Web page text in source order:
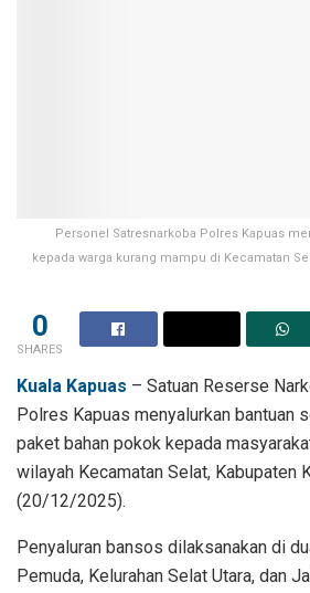
Personel Satresnarkoba Polres Kapuas
kepada warga kurang mampu di Kecamatan
0
SHARES
Kuala Kapuas – Satuan Reserse
Polres Kapuas menyalurkan bantuan
paket bahan pokok kepada
wilayah Kecamatan Selat, Kabupaten
(20/12/2025).
Penyaluran bansos dilaksanakan di
Pemuda, Kelurahan Selat Utara, dan